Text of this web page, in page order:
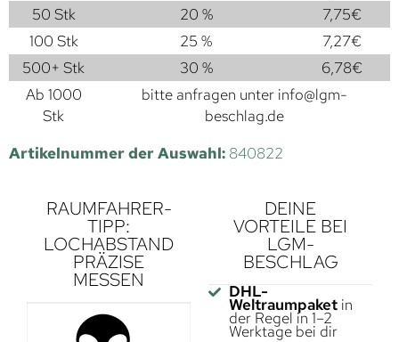
50 Stk
20 % 7,75€
100 Stk
25 % 7,27€
500+ Stk
30 % 6,78€
Ab 1000
Stk
bitte anfragen unter info@lgm-
beschlag.de
Artikelnummer der Auswahl: 840822
RAUMFAHRER-
TIPP:
LOCHABSTAND
PRÄZISE
MESSEN
DEINE
VORTEILE BEI
LGM-
BESCHLAG
DHL-
Weltraumpaketin
der Regel in 1–2
Werktage bei dir